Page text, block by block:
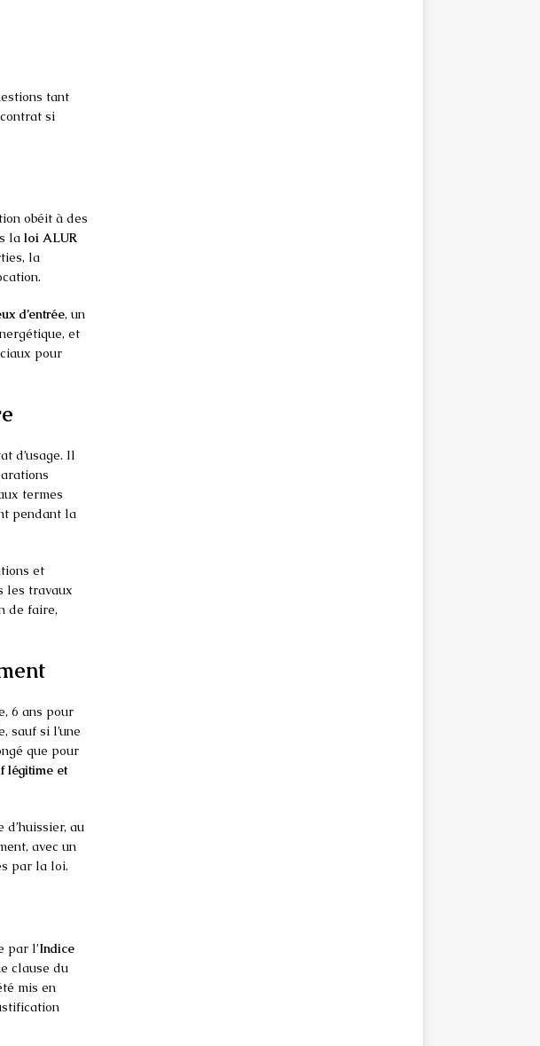
tant
si
obéit à des
la loi ALUR
la
d’entrée, un
et
pour
d’usage. Il
termes
pendant la
et
les travaux
de faire,
6 ans pour
sauf si l’une
que pour
légitime et
au
avec un
par la loi.
par l’Indice
clause du
mis en